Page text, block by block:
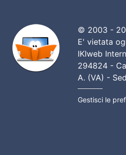
© 2003 -
E' vietata
IKIweb
294824 -
A. (VA) -
Gestisci le